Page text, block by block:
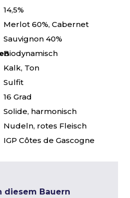
14,5%
Merlot 60%, Cabernet
Sauvignon 40%
Biodynamisch
Kalk, Ton
Sulfit
16 Grad
Solide, harmonisch
Nudeln, rotes Fleisch
IGP Côtes de Gascogne
diesem Bauern